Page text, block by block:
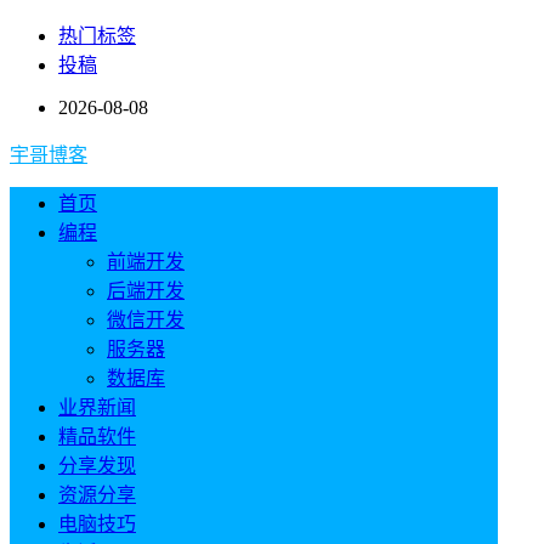
热门标签
投稿
2026-08-08
宇哥博客
首页
编程
前端开发
后端开发
微信开发
服务器
数据库
业界新闻
精品软件
分享发现
资源分享
电脑技巧